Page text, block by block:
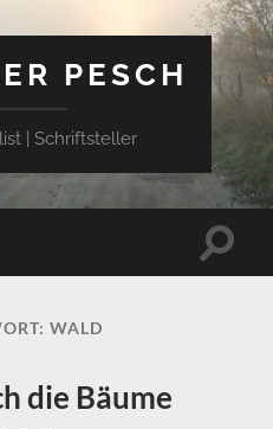
PESCH
| Schriftsteller
WALD
die Bäume